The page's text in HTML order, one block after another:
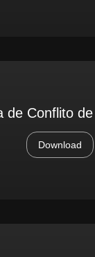
de Conflito
Download